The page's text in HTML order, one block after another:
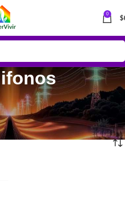
0 $
Para viajar (auto, avión)